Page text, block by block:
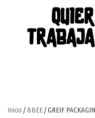
Inicio /BBEE/ GREIF